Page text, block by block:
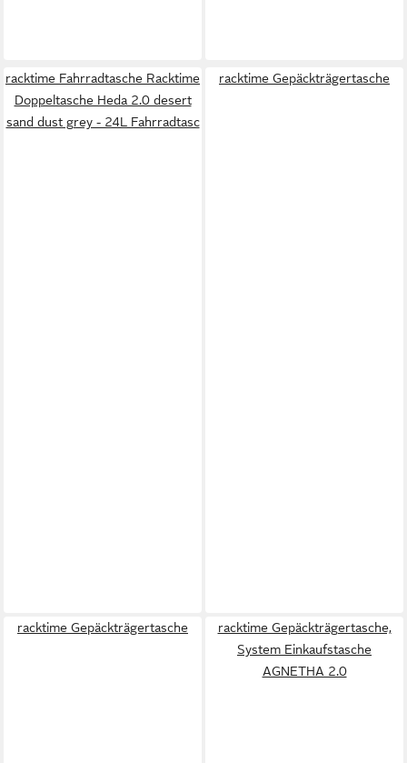
racktime Fahrradtasche Racktime
Doppeltasche Heda 2.0 desert
sand dust grey - 24L Fahrradtasc
racktime Gepäckträgertasche
racktime Gepäckträgertasche
racktime Gepäckträgertasche,
System Einkaufstasche
AGNETHA 2.0